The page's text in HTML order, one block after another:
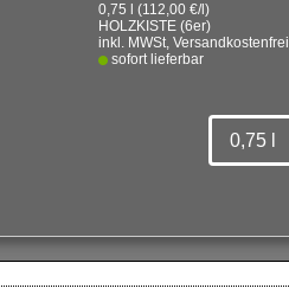
0,75 l (112,00 €/l)
HOLZKISTE (6er)
inkl. MWSt, Versandkostenfrei
sofort lieferbar
0,75 l